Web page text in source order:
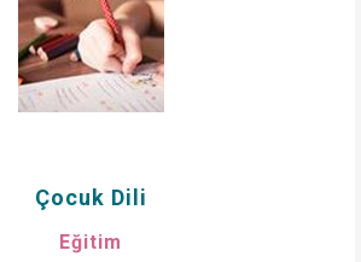
Çocuk Dili
Eğitim